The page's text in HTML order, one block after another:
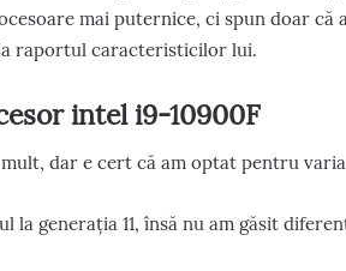
mai puternice, ci spun doar că
raportul caracteristicilor lui.
intel i9-10900F
dar e cert că am optat pentru
la generația 11, însă nu am găsit